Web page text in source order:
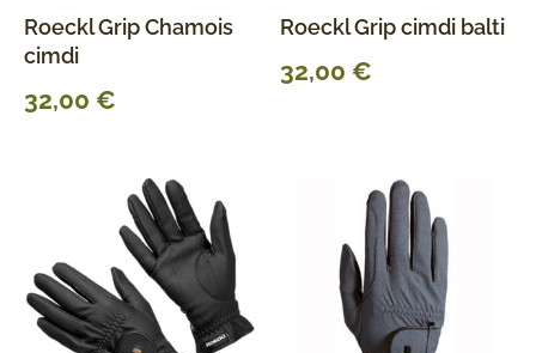
Roeckl Grip Chamois
cimdi
32,00 €
Roeckl Grip cimdi balti
32,00 €